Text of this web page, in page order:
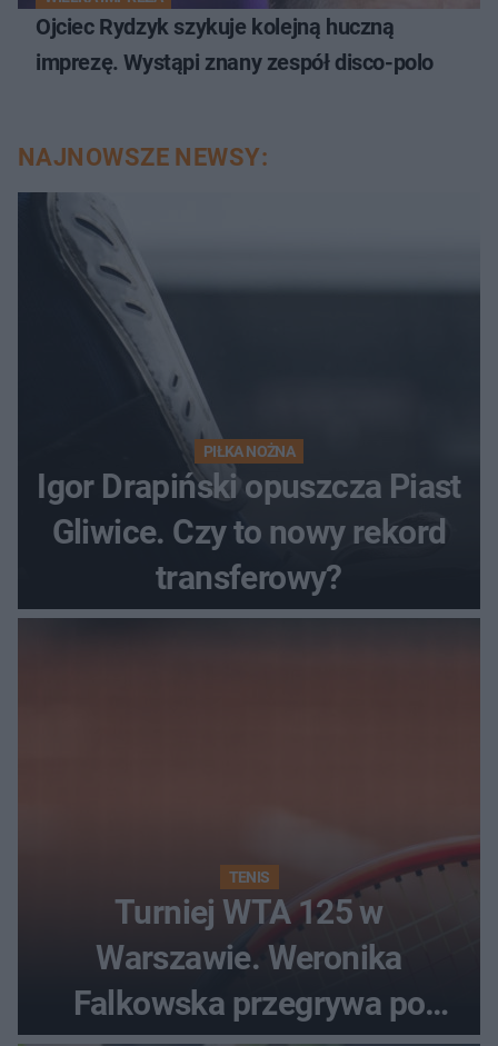
Ojciec Rydzyk szykuje kolejną huczną
imprezę. Wystąpi znany zespół disco-polo
NAJNOWSZE NEWSY:
PIŁKA NOŻNA
Igor Drapiński opuszcza Piast
Gliwice. Czy to nowy rekord
transferowy?
TENIS
Turniej WTA 125 w
Warszawie. Weronika
Falkowska przegrywa po